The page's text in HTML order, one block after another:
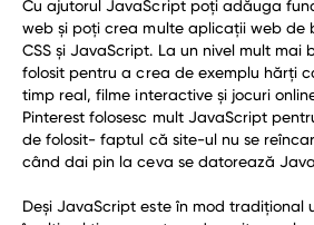
Cu ajutorul JavaScript poți adăuga
web și poți crea multe aplicații web de
CSS și JavaScript. La un nivel mult mai
folosit pentru a crea de exemplu hărți
timp real, filme interactive și jocuri
Pinterest folosesc mult JavaScript
de folosit- faptul că site-ul nu se
când dai pin la ceva se datorează
Deși JavaScript este în mod tradițional